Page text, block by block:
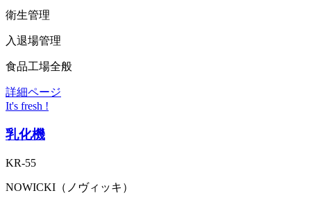
衛生管理
入退場管理
食品工場全般
詳細ページ
It's fresh !
乳化機
KR-55
NOWICKI（ノヴィッキ）